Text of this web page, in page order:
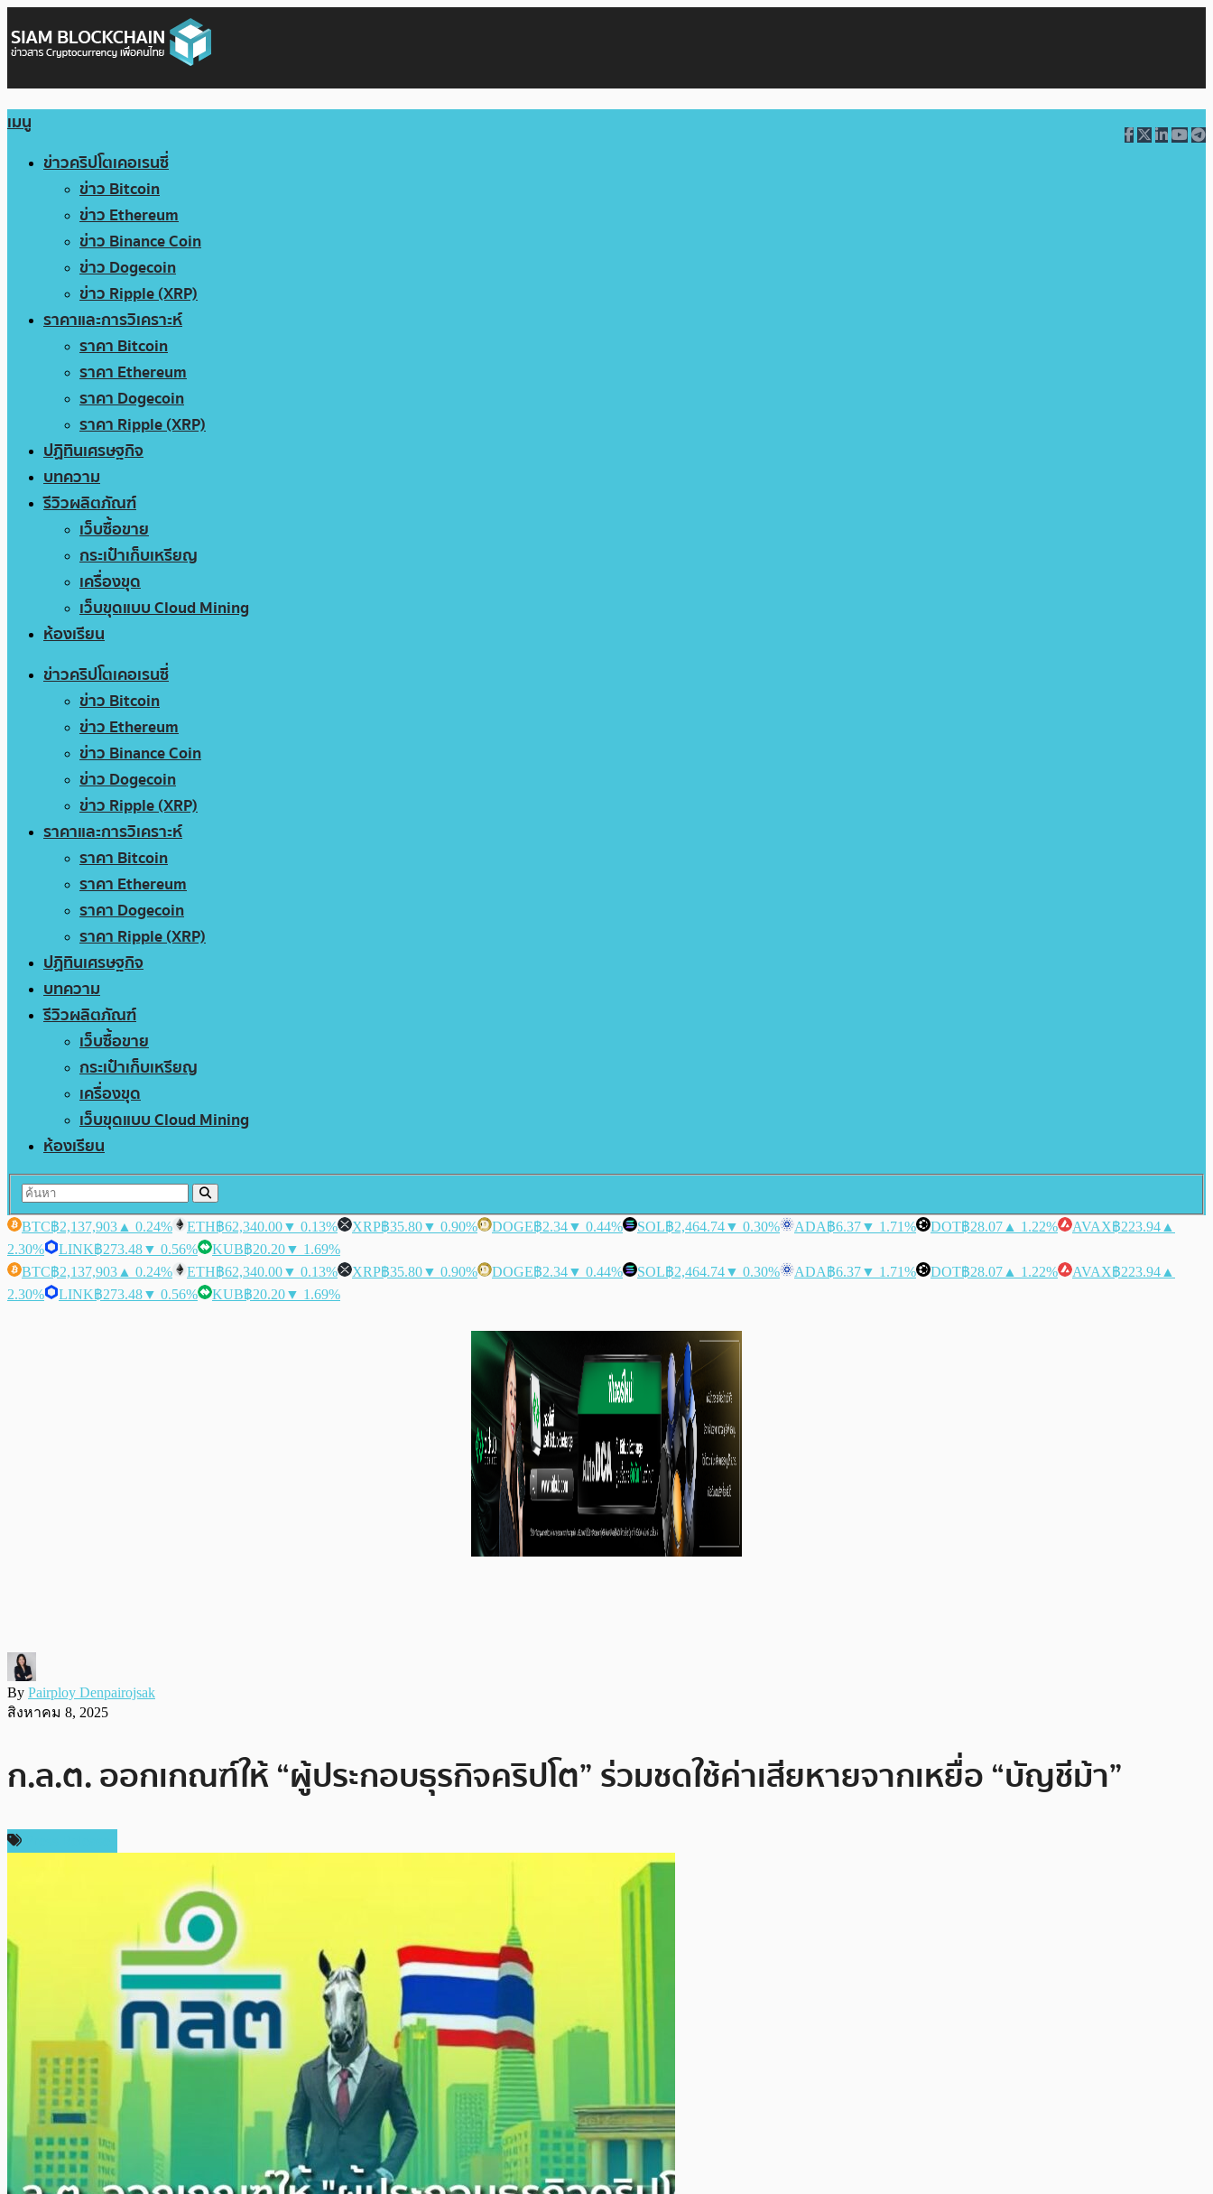
เมนู
ข่าวคริปโตเคอเรนซี่
ข่าว Bitcoin
ข่าว Ethereum
ข่าว Binance Coin
ข่าว Dogecoin
ข่าว Ripple (XRP)
ราคาและการวิเคราะห์
ราคา Bitcoin
ราคา Ethereum
ราคา Dogecoin
ราคา Ripple (XRP)
ปฏิทินเศรษฐกิจ
บทความ
รีวิวผลิตภัณฑ์
เว็บซื้อขาย
กระเป๋าเก็บเหรียญ
เครื่องขุด
เว็บขุดแบบ Cloud Mining
ห้องเรียน
ข่าวคริปโตเคอเรนซี่
ข่าว Bitcoin
ข่าว Ethereum
ข่าว Binance Coin
ข่าว Dogecoin
ข่าว Ripple (XRP)
ราคาและการวิเคราะห์
ราคา Bitcoin
ราคา Ethereum
ราคา Dogecoin
ราคา Ripple (XRP)
ปฏิทินเศรษฐกิจ
บทความ
รีวิวผลิตภัณฑ์
เว็บซื้อขาย
กระเป๋าเก็บเหรียญ
เครื่องขุด
เว็บขุดแบบ Cloud Mining
ห้องเรียน
BTC฿2,137,903 ▲ 0.24% ETH฿62,340.00▼ 0.13% XRP฿35.80▼ 0.90% DOGE฿2.34▼ 0.44% SOL฿2,464.74▼ 0.30% ADA฿6.37▼ 1.71% DOT฿28.07 ▲ 1.22% AVAX฿223.94 ▲
2.30%
LINK฿273.48▼ 0.56% KUB฿20.20▼ 1.69%
BTC฿2,137,903 ▲ 0.24% ETH฿62,340.00▼ 0.13% XRP฿35.80▼ 0.90% DOGE฿2.34▼ 0.44% SOL฿2,464.74▼ 0.30% ADA฿6.37▼ 1.71% DOT฿28.07 ▲ 1.22% AVAX฿223.94 ▲
2.30%
LINK฿273.48▼ 0.56% KUB฿20.20▼ 1.69%
By Pairploy Denpairojsak
สิงหาคม 8, 2025
ก.ล.ต. ออกเกณฑ์ให้ “ผู้ประกอบธุรกิจคริปโต” ร่วมชดใช้ค่าเสียหายจากเหยื่อ “บัญชีม้า”